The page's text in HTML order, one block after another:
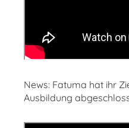
News: Fatuma hat ihr
Ausbildung